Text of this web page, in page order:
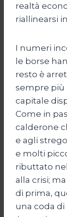
realtà
riallinearsi
I numeri
le borse
resto è
sempre più
capitale
Come in
calderone
e agli
e molti
ributtato
alla crisi;
di prima,
una coda di